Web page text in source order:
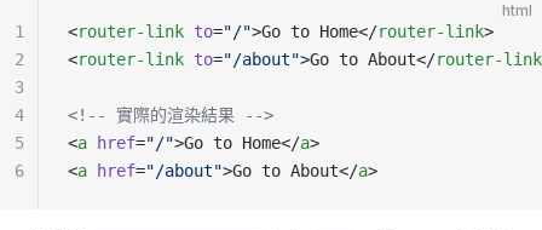
html
<router-link to="/">Go to Home</router-link>
<router-link to="/about">Go to About</router-link
<!-- 實際的渲染結果 -->
<a href="/">Go to Home</a>
<a href="/about">Go to About</a>
1
2
3
4
5
6